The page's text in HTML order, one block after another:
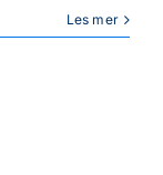
Les mer